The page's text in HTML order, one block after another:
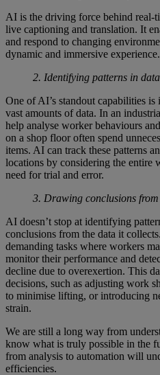
AI is the driving force behind real-
live captioning and translation. It
and respond to changing
dynamic and immersive experience.
2. Identifying patterns in data
One of AI’s standout capabilities
vast amounts of data. In an
help analyse worker behaviours
on a shop floor often spend
items. AI can track these patterns
locations by considering the entire
need for trial and error.
3. Drawing conclusions
AI doesn’t stop at identifying
conclusions from the data it
demanding tasks where workers
monitor their performance and
decline due to overexertion. This
decisions, such as adjusting work
to minimise lifting, or introducing
strain.
We are still a long way from
know what is truly possible in the
from analysis to automation will
efficiencies.